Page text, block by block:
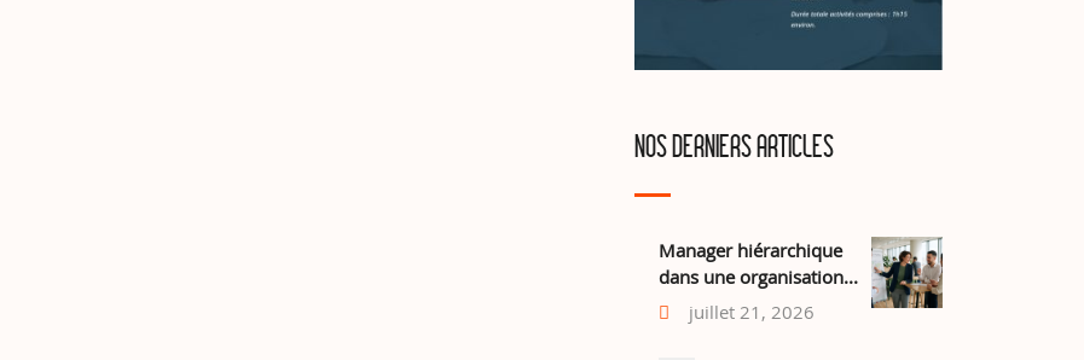
NOS DERNIERS ARTICLES
Manager hiérarchique
dans une organisation...
juillet 21, 2026